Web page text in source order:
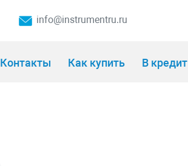
info@instrumentru.ru
Контакты Как купить В кредит